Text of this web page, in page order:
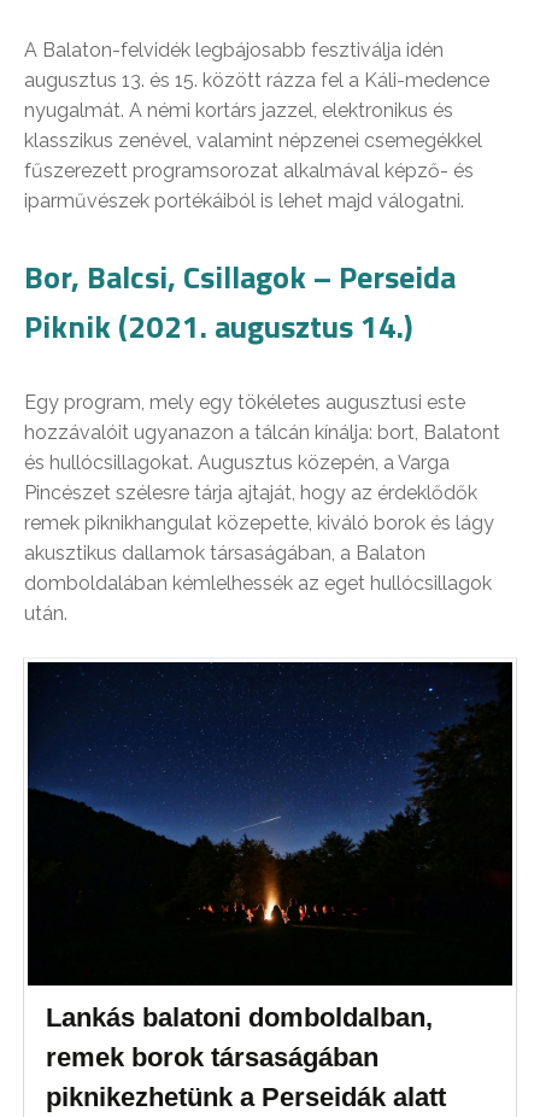
A Balaton-felvidék legbájosabb fesztiválja idén
augusztus 13. és 15. között rázza fel a Káli-medence
nyugalmát. A némi kortárs jazzel, elektronikus és
klasszikus zenével, valamint népzenei csemegékkel
fűszerezett programsorozat alkalmával képző- és
iparművészek portékáiból is lehet majd válogatni.
Bor, Balcsi, Csillagok – Perseida
Piknik (2021. augusztus 14.)
Egy program, mely egy tökéletes augusztusi este
hozzávalóit ugyanazon a tálcán kínálja: bort, Balatont
és hullócsillagokat. Augusztus közepén, a Varga
Pincészet szélesre tárja ajtaját, hogy az érdeklődők
remek piknikhangulat közepette, kiváló borok és lágy
akusztikus dallamok társaságában, a Balaton
domboldalában kémlelhessék az eget hullócsillagok
után.
Lankás balatoni domboldalban,
remek borok társaságában
piknikezhetünk a Perseidák alatt